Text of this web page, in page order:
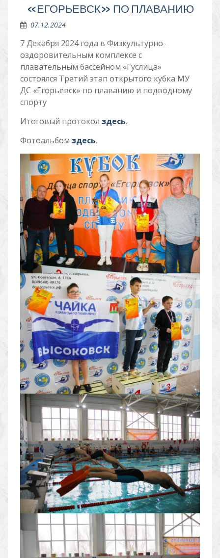
«ЕГОРЬЕВСК» ПО ПЛАВАНИЮ
07.12.2024
7 Декабря 2024 года в Физкультурно-
оздоровительным комплексе с
плавательным бассейном «Гуслица»
состоялся Третий этап открытого кубка МУ
ДС «Егорьевск» по плаванию и подводному
спорту
Итоговый протокол здесь.
Фотоальбом здесь.